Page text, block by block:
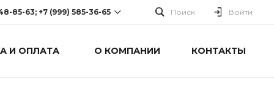
85-63; +7 (999) 585-36-65
63; +7 (999) 585-36-65
Поиск Войти
И ОПЛАТА О КОМПАНИИ КОНТАКТЫ